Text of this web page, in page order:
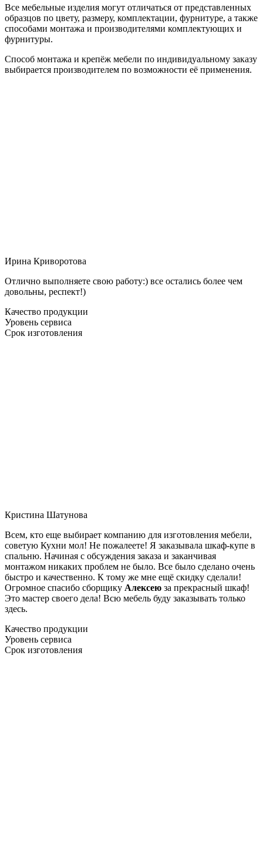
Все мебельные изделия могут отличаться от представленных
образцов по цвету, размеру, комплектации, фурнитуре, а также
способами монтажа и производителями комплектующих и
фурнитуры.
Способ монтажа и крепёж мебели по индивидуальному заказу
выбирается производителем по возможности её применения.
Ирина Криворотова
Отлично выполняете свою работу:) все остались более чем
довольны, респект!)
Качество продукции
Уровень сервиса
Срок изготовления
Кристина Шатунова
Всем, кто еще выбирает компанию для изготовления мебели,
советую Кухни мол! Не пожалеете! Я заказывала шкаф-купе в
спальню. Начиная с обсуждения заказа и заканчивая
монтажом никаких проблем не было. Все было сделано очень
быстро и качественно. К тому же мне ещё скидку сделали!
Огромное спасибо сборщику Алексею за прекрасный шкаф!
Это мастер своего дела! Всю мебель буду заказывать только
здесь.
Качество продукции
Уровень сервиса
Срок изготовления